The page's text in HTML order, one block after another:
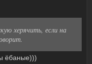
херячить, если на
ёбаные)))